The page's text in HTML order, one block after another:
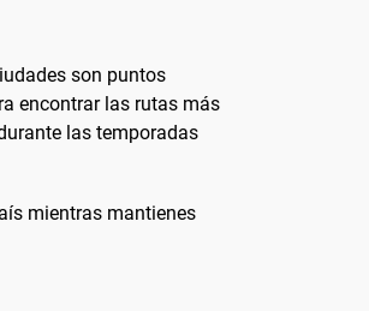
son puntos
encontrar las rutas más
las temporadas
mientras mantienes